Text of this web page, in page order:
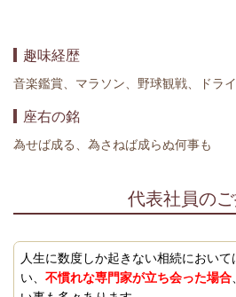
趣味経歴
音楽鑑賞、マラソン、野球観戦、ドラ
座右の銘
為せば成る、為さねば成らぬ何事も
代表社員の
人生に数度しか起きない相続におい
い、 不慣れな専門家が立ち会った場合